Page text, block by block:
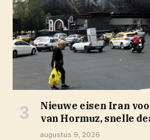
Nieuwe eisen Iran
van Hormuz, snelle
augustus 9, 2026